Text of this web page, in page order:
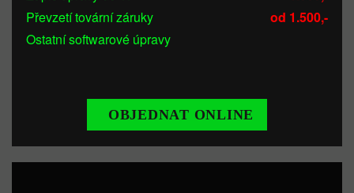
Převzetí tovární záruky
od 1.500,-
Ostatní softwarové úpravy
OBJEDNAT ONLINE